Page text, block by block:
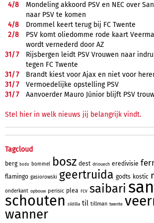
4/8
Mondeling akkoord PSV en NEC over
naar PSV te komen
4/8
Drommel keert terug bij FC Twente
2/8
PSV komt oliedomme rode kaart
wordt vernederd door AZ
31/7
Rijsbergen leidt PSV Vrouwen naar
tegen FC Twente
31/7
Brandt kiest voor Ajax en niet voor
31/7
Vermoedelijke opstelling PSV
31/7 Aanvoerder Mauro Júnior blijft PSV
Stel hier in welk nieuws jij belangrijk vindt.
Tagcloud
berg bodo bommel bosz dest driouech eredivisie
flamingo gasiorowski geertruida godts kostic
onderkant opbouw perisic plea rcv saibari
schouten sildillia til tillman twente
wanner